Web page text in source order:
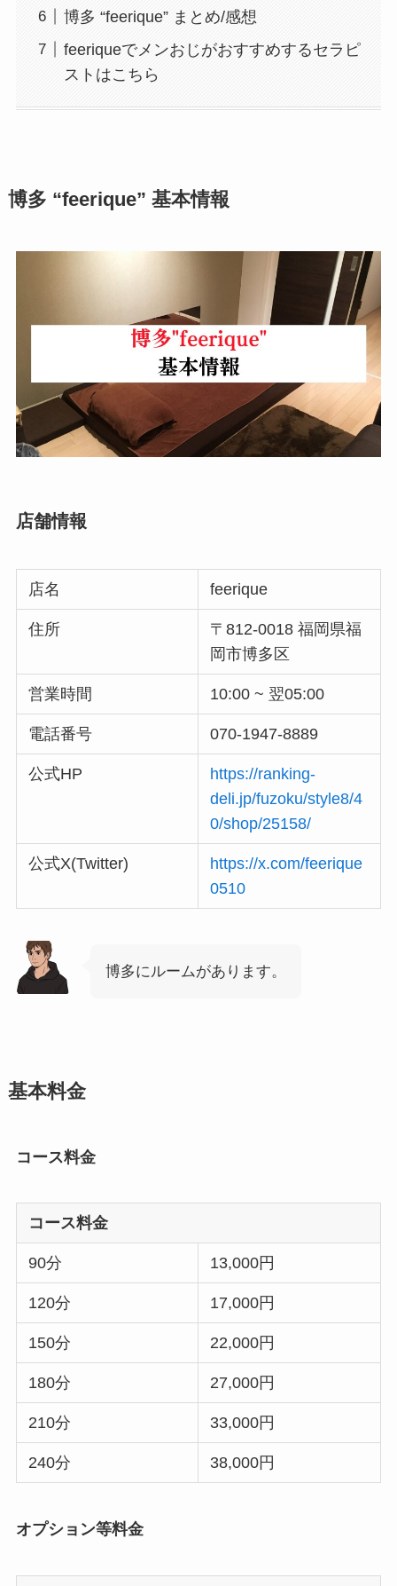
博多 “feerique” まとめ/感想
feeriqueでメンおじがおすすめするセラピ
ストはこちら
博多 “feerique” 基本情報
店舗情報
店名 feerique
住所
〒812-0018 福岡県福
岡市博多区
営業時間 10:00 ~ 翌05:00
電話番号 070-1947-8889
公式HP
https://ranking-
deli.jp/fuzoku/style8/4
0/shop/25158/
公式X(Twitter)
https://x.com/feerique
0510
博多にルームがあります。
基本料金
コース料金
コース料金
90分 13,000円
120分 17,000円
150分 22,000円
180分 27,000円
210分 33,000円
240分 38,000円
オプション等料金